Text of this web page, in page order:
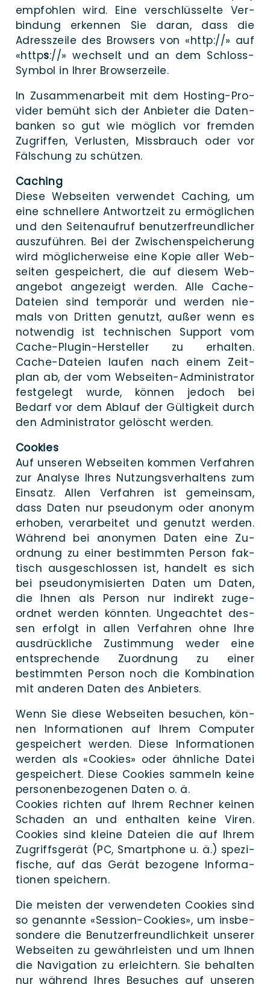
emp­foh­len wird. Eine ver­schlüsselte Ver­
bindung erken­nen Sie dar­an, dass die
Adress­zeile des Brow­sers von «http://» auf
«https://» wech­selt und an dem Schloss-
Sym­­­bol in Ihrer Browserzeile.
In Zu­­sammen­arbeit mit dem Hos­­ting-Pro­­­
vi­­der be­müht sich der An­bieter die Daten­
banken so gut wie mög­lich vor frem­den
Zu­griffen, Ver­lus­ten, Miss­brauch oder vor
Fäl­schung zu schützen.
Caching
Die­se Web­sei­ten ver­wendet Caching, um
eine schnel­le­re Antwort­zeit zu er­mög­lichen
und den Seiten­auf­ruf benutzer­freund­licher
aus­zu­führen. Bei der Zwischen­speicherung
wird mög­licher­weise eine Kopie aller Web­
seiten ge­speichert, die auf die­sem Web­
angebot an­gezeigt wer­den. Alle Cache-
Datei­en sind tem­po­rär und wer­den nie­
mals von Drit­ten genutzt, außer wenn es
not­wendig ist tech­ni­schen Sup­port vom
Cache-Plugin-Her­stel­­ler zu er­halten.
Cache-Datei­en lau­fen nach einem Zeit­
plan ab, der vom Web­­­sei­­ten-Admi­­nis­­tra­­tor
fest­gelegt wur­de, kön­nen jedoch bei
Bedarf vor dem Ablauf der Gül­tig­keit durch
den Admi­nis­tra­tor ge­löscht werden.
Coo­kies
Auf unse­ren Web­seiten kom­men Ver­fahren
zur Ana­ly­se Ihres Nutzungs­ver­haltens zum
Ein­satz. Allen Ver­fahren ist ge­meinsam,
dass Daten nur pseud­onym oder anonym
er­hoben, ver­arbeitet und ge­nutzt wer­den.
Wäh­rend bei anony­men Daten eine Zu­
ordnung zu einer be­stimmten Per­son fak­
tisch aus­ge­schlossen ist, han­delt es sich
bei pseudo­nymisierten Daten um Daten,
die Ihnen als Per­son nur in­direkt zu­ge­
ordnet wer­den könn­ten. Un­ge­achtet des­
sen erfolgt in allen Ver­fahren ohne Ihre
aus­drück­liche Zu­stimmung weder eine
ent­sprechende Zu­ordnung zu einer
bestimm­ten Per­son noch die Kom­bi­na­tion
mit ande­ren Daten des Anbieters.
Wenn Sie die­se Web­seiten besu­chen, kön­
nen In­formationen auf Ihrem Com­pu­ter
ge­speichert wer­den. Die­se In­for­mationen
wer­den als «Coo­kies» oder ähn­li­che Datei
ge­speichert. Die­se Coo­kies sam­meln kei­ne
per­sonen­bezogenen Daten o. ä.
Coo­kies rich­ten auf Ihrem Rech­ner kei­nen
Scha­den an und ent­hal­ten kei­ne Viren.
Coo­kies sind klei­ne Datei­en die auf Ihrem
Zugriffs­ge­rät (PC, Smart­pho­ne u. ä.) spe­zi­
fi­sche, auf das Gerät bezo­ge­ne Infor­ma­
tio­nen speichern.
Die meis­ten der ver­wen­de­ten Coo­kies sind
so genann­te «Ses­­si­on-Coo­­kies», um ins­be­
sondere die Benutzer­freund­lich­keit unse­rer
Web­seiten zu gewähr­leisten und um Ihnen
die Na­vi­ga­tion zu er­leichtern. Sie be­halten
nur wäh­rend Ihres Be­suches auf unse­ren